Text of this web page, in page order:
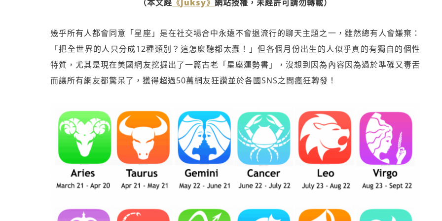
（本文經 《Juksy》 網站授權，未經許可請勿轉載）
幾乎所有人都會同意「星座」是在社交場合中永遠不會退流行的聊天主題之一，雖然總有人會嫌棄：
「把全世界的人只分成12種類別？這怎麼聽都太蠢！」但各個月份出生的人似乎真的有獨自的個性
特質，尤其是現在美國網友挖掘出了一篇古老「星座運勢書」，沒想到因為內容因為過於準確又毒舌
而讓所有網友都驚呆了，獲得超過50萬網友狂讚並於各國SNS之間瘋狂轉發！